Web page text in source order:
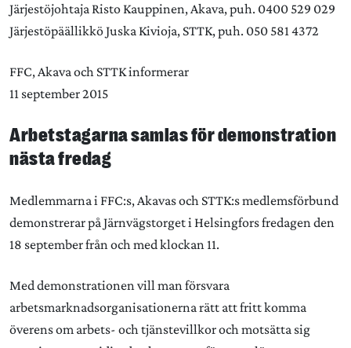
Järjestöjohtaja Risto Kauppinen, Akava, puh. 0400 529 029
Järjestöpäällikkö Juska Kivioja, STTK, puh. 050 581 4372
FFC, Akava och STTK informerar
11 september 2015
Arbetstagarna samlas för demonstration
nästa fredag
Medlemmarna i FFC:s, Akavas och STTK:s medlemsförbund
demonstrerar på Järnvägstorget i Helsingfors fredagen den
18 september från och med klockan 11.
Med demonstrationen vill man försvara
arbetsmarknadsorganisationerna rätt att fritt komma
överens om arbets- och tjänstevillkor och motsätta sig